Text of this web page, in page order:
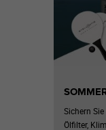
Sichern
Ölfilter,